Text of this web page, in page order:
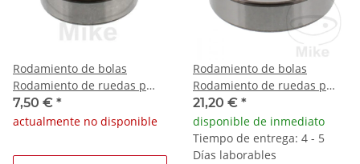
Rodamiento de bolas
Rodamiento de ruedas p
Malaguti CR1 50 Crosser
Vespa Sprint
7,50 € *
actualmente no disponible
Rodamiento de bolas
Rodamiento de ruedas p
Suzuki GSR 600 Yamaha FJR
1300 YZF-R6
21,20 € *
disponible de inmediato
Tiempo de entrega: 4 - 5
Días laborables